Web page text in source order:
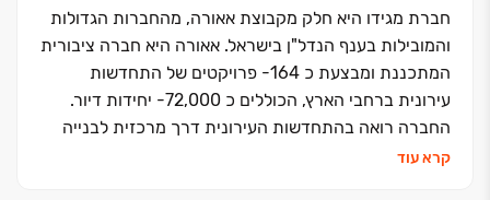
לפעילות ההתחדשות העירונית בהיקף של כ-13,000
יחידות דיור חדשות בפרויקטים שונים. בפברואר 2023 אשל
הירדן הונפקה בבורסה כחברה פרטית מדווחת.
חברת מגידו היא חלק מקבוצת אאורה, מהחברות הגדולות
והמובילות בענף הנדל"ן בישראל. אאורה היא חברה ציבורית
המתכננת ומבצעת כ 164- פרויקטים של התחדשות
עירונית ברחבי הארץ, הכוללים כ 72,000- יחידות דיור.
החברה רואה בהתחדשות העירונית דרך מרכזית לבנייה
וחידוש פני ישראל, מתוך תפיסה חברתית וציונית השואפת
קרא עוד